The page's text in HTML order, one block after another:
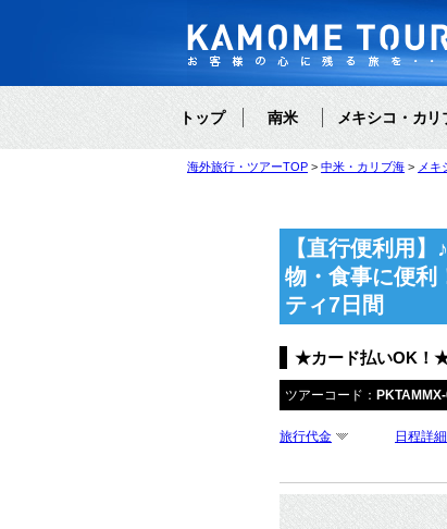
トップ 南米 メキシコ・カリ
海外旅行・ツアーTOP 中米・カリブ海 メキ
【直行便利用
物・食事に便利
ティ7日間
★カード払いOK！★
ツアーコード：
旅行代金 日程詳細